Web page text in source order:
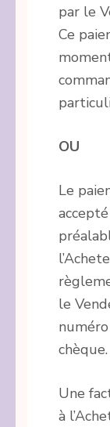
par le
Ce
OU
Le
le
chèque.
Une
à